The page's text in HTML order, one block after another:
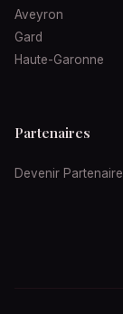
Aveyron
Gard
Haute-Garonne
Partenaires
Devenir Partenaire